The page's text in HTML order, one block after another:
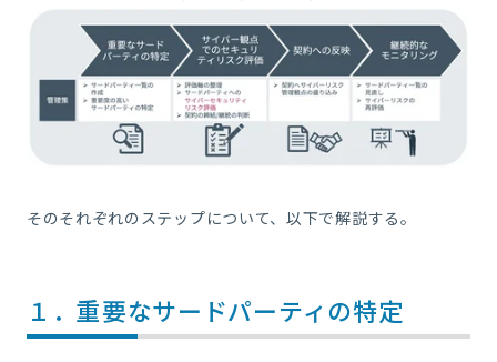
そのそれぞれのステップについて、以下で解説する。
１．重要なサードパーティの特定